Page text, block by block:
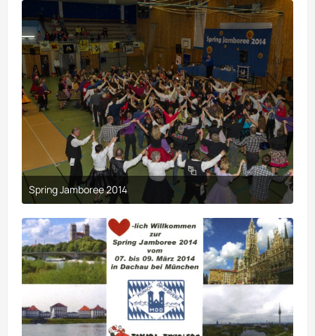
Spring Jamboree 2014
9. April 2017 um 19:44